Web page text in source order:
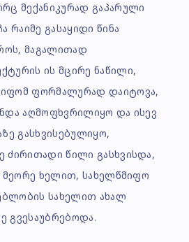
მექანიკურად გაპარული
რაიმე გასაყიდი წინა
მაგალითად
ის მცირე ნაწილი,
ფორმალურად დაიტოვა,
აღმოფხვრილიყო და ისევ
გასხვისებულიყო,
ძირითადი წილი გასხვისდა,
მეორე ხელით, სახელწმიფო
სახელით ახალ
გვესაუბრებოდა.